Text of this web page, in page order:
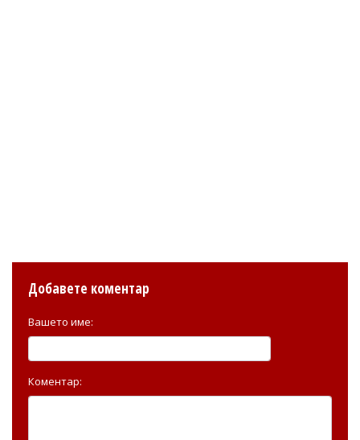
Добавете коментар
Вашето име:
Коментар: